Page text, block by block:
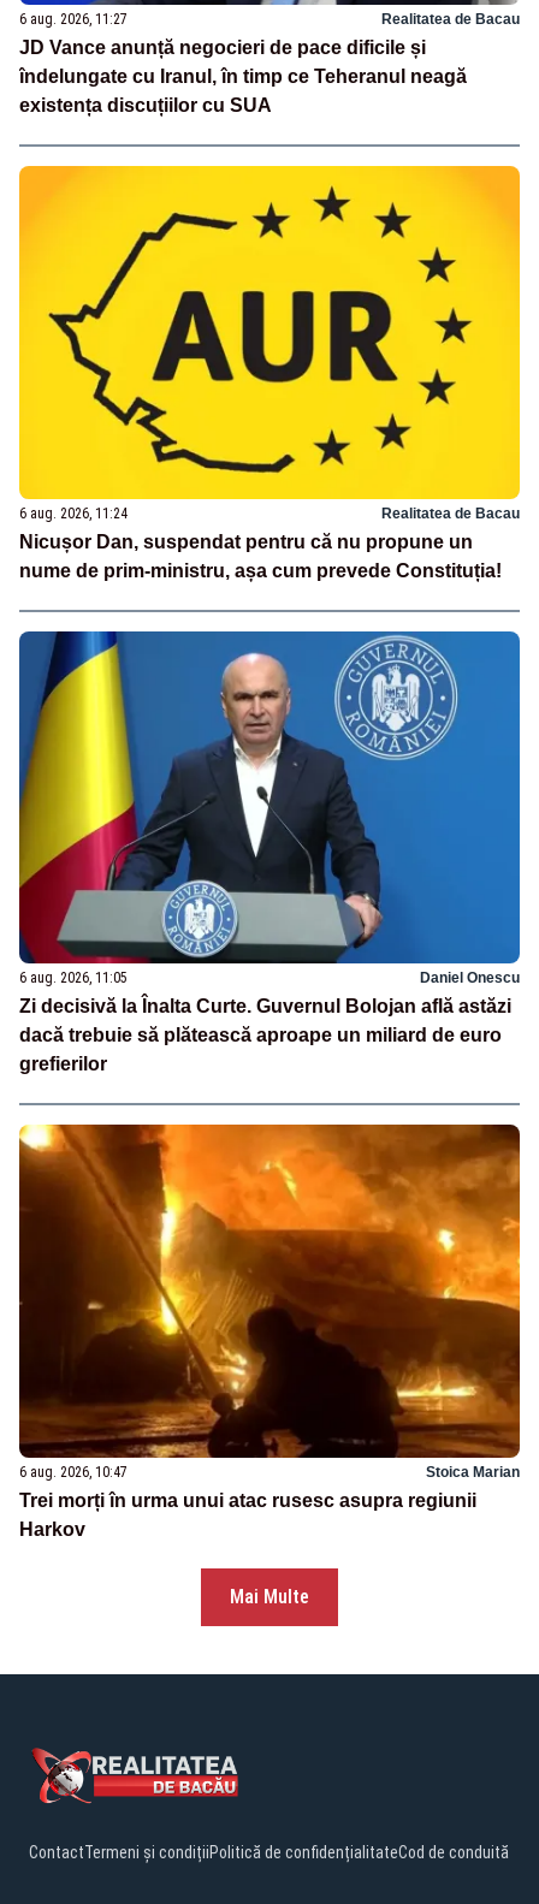
6 aug. 2026, 11:27 Realitatea de Bacau
JD Vance anunță negocieri de pace dificile și
îndelungate cu Iranul, în timp ce Teheranul neagă
existența discuțiilor cu SUA
6 aug. 2026, 11:24 Realitatea de Bacau
Nicușor Dan, suspendat pentru că nu propune un
nume de prim-ministru, așa cum prevede Constituția!
6 aug. 2026, 11:05 Daniel Onescu
Zi decisivă la Înalta Curte. Guvernul Bolojan află astăzi
dacă trebuie să plătească aproape un miliard de euro
grefierilor
6 aug. 2026, 10:47 Stoica Marian
Trei morți în urma unui atac rusesc asupra regiunii
Harkov
Mai Multe
ContactTermeni și condițiiPolitică de confidențialitateCod de conduită